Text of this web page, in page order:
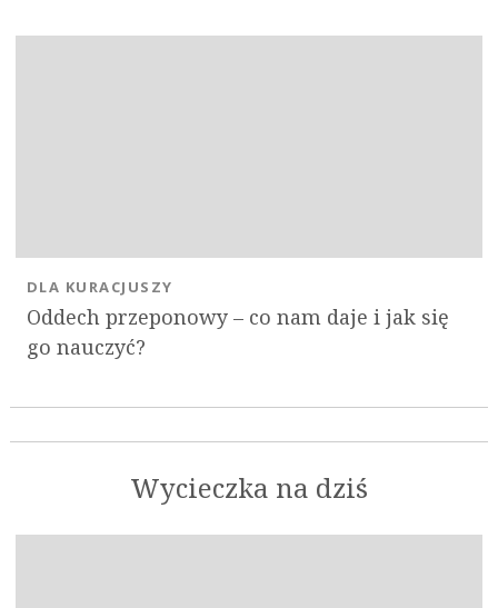
Oddech przeponowy – co nam daje i jak się
go nauczyć?
DLA KURACJUSZY
Wycieczka na dziś